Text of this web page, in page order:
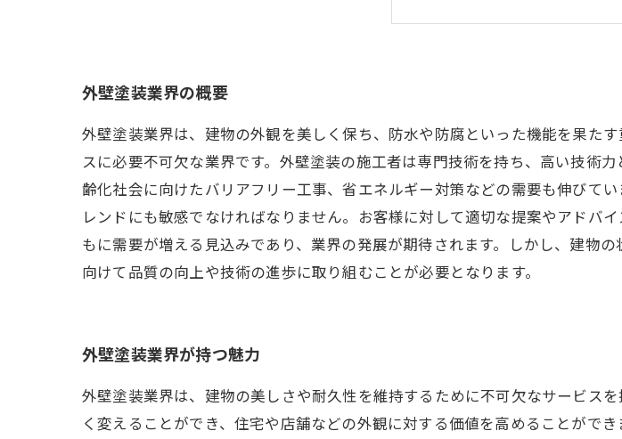
外壁塗装業界の概要
外壁塗装業界は、建物の外観を美しく保ち、防水や防腐といった機能を果た
スに必要不可欠な業界です。外壁塗装の施工者は専門技術を持ち、高い技術
齢化社会に向けたバリアフリー工事、省エネルギー対策などの需要も伸びて
レンドにも敏感でなければなりません。お客様に対して適切な提案やアドバ
もに需要が増える見込みであり、業界の発展が期待されます。しかし、建物
向けて品質の向上や技術の進歩に取り組むことが必要となります。
外壁塗装業界が持つ魅力
外壁塗装業界は、建物の美しさや耐久性を維持するために不可欠なサービス
く変えることができ、住宅や店舗などの外観に対する価値を高めることがで